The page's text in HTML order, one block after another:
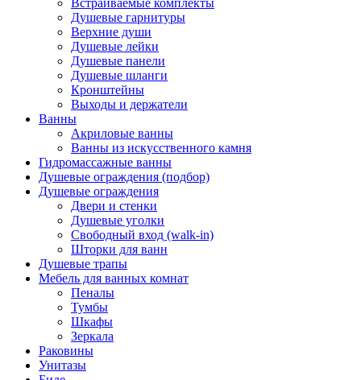
Встраиваемые комплекты
Душевые гарнитуры
Верхние души
Душевые лейки
Душевые панели
Душевые шланги
Кронштейны
Выходы и держатели
Ванны
Акриловые ванны
Ванны из искусственного камня
Гидромассажные ванны
Душевые ограждения (подбор)
Душевые ограждения
Двери и стенки
Душевые уголки
Свободный вход (walk-in)
Шторки для ванн
Душевые трапы
Мебель для ванных комнат
Пеналы
Тумбы
Шкафы
Зеркала
Раковины
Унитазы